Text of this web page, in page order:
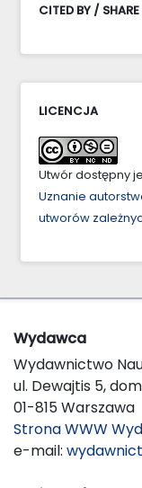
CITED BY / SHARE
LICENCJA
Utwór dostępny
Uznanie
utworów
Wydawca
Wydawnictwo
ul. Dewajtis 5,
01-815 Warszawa
Strona WWW
e-mail: